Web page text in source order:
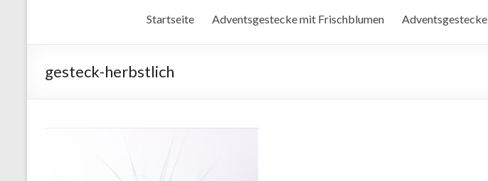
Startseite Adventsgestecke mit Frischblumen Adventsgestecke
gesteck-herbstlich